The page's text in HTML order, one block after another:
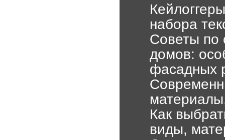
набора
Советы по
домов:
фасадных
Как
виды,